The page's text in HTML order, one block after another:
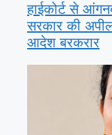
हाईकोर्ट से
सरकार की
आदेश बरकरार